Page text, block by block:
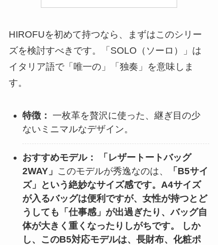
HIROFUを初めて持つなら、まずはこのシリー
ズを検討すべきです。「SOLO（ソーロ）」は
イタリア語で「唯一の」「独奏」を意味しま
す。
特徴： 一枚革を贅沢に使った、継ぎ目の少
ないミニマルなデザイン。
おすすめモデル：
「レザートートバッグ
2WAY」 このモデルが秀逸なのは、
「B5サイ
ズ」という絶妙なサイズ感です。A4サイズ
が入るバッグは便利ですが、女性が持つとど
うしても「仕事感」が出過ぎたり、バッグ自
体が大きく重くなったりしがちです。 しか
し、このB5対応モデルは、長財布、化粧ポ